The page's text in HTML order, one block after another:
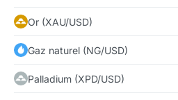
Or (XAU/USD)
Gaz naturel (NG/USD)
Palladium (XPD/USD)